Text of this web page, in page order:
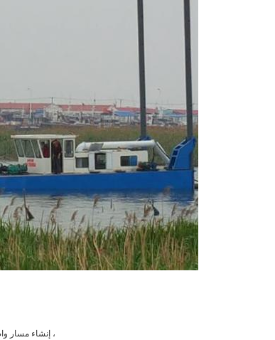
إنشاء مسار واضح للسفن والقوارب للدخول والرسو. كما تستخدم الجرافة في صيانة هذه المنشآت ،